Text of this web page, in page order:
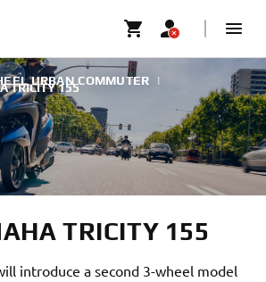
TRICITY 155
URBAN COMMUTER
|
TRICITY 155
introduce a second 3-wheel model